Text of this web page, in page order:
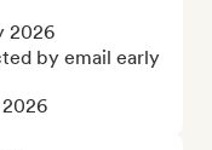
2026
by email early
2026